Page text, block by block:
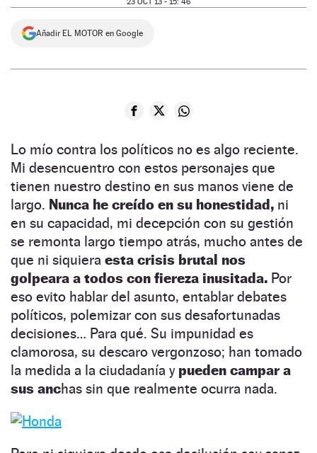
Añadir EL MOTOR en Google
Lo mío contra los políticos no es algo reciente.
Mi desencuentro con estos personajes que
tienen nuestro destino en sus manos viene de
largo. Nunca he creído en su honestidad, ni
en su capacidad, mi decepción con su gestión
se remonta largo tiempo atrás, mucho antes de
que ni siquiera esta crisis brutal nos
golpeara a todos con fiereza inusitada. Por
eso evito hablar del asunto, entablar debates
políticos, polemizar con sus desafortunadas
decisiones… Para qué. Su impunidad es
clamorosa, su descaro vergonzoso; han tomado
la medida a la ciudadanía y pueden campar a
sus anchas sin que realmente ocurra nada.